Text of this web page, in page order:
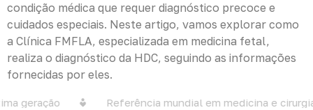
condição médica que requer diagnóstico precoce e
cuidados especiais. Neste artigo, vamos explorar como
a Clínica FMFLA, especializada em medicina fetal,
realiza o diagnóstico da HDC, seguindo as informações
fornecidas por eles.
geração Referência mundial em medicina e